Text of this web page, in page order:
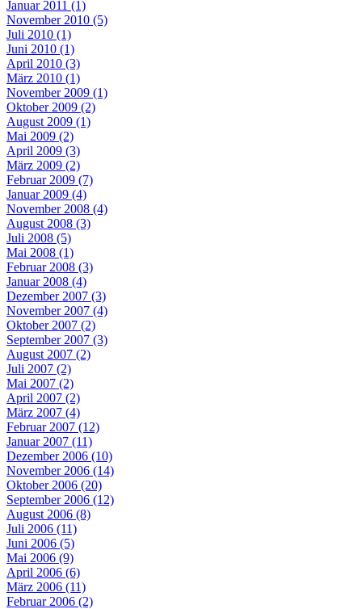
Januar 2011 (1)
November 2010 (5)
Juli 2010 (1)
Juni 2010 (1)
April 2010 (3)
März 2010 (1)
November 2009 (1)
Oktober 2009 (2)
August 2009 (1)
Mai 2009 (2)
April 2009 (3)
März 2009 (2)
Februar 2009 (7)
Januar 2009 (4)
November 2008 (4)
August 2008 (3)
Juli 2008 (5)
Mai 2008 (1)
Februar 2008 (3)
Januar 2008 (4)
Dezember 2007 (3)
November 2007 (4)
Oktober 2007 (2)
September 2007 (3)
August 2007 (2)
Juli 2007 (2)
Mai 2007 (2)
April 2007 (2)
März 2007 (4)
Februar 2007 (12)
Januar 2007 (11)
Dezember 2006 (10)
November 2006 (14)
Oktober 2006 (20)
September 2006 (12)
August 2006 (8)
Juli 2006 (11)
Juni 2006 (5)
Mai 2006 (9)
April 2006 (6)
März 2006 (11)
Februar 2006 (2)